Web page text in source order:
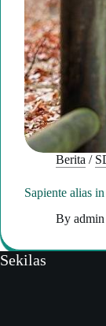
Berita /
Sapiente alias
By admin
Sekilas